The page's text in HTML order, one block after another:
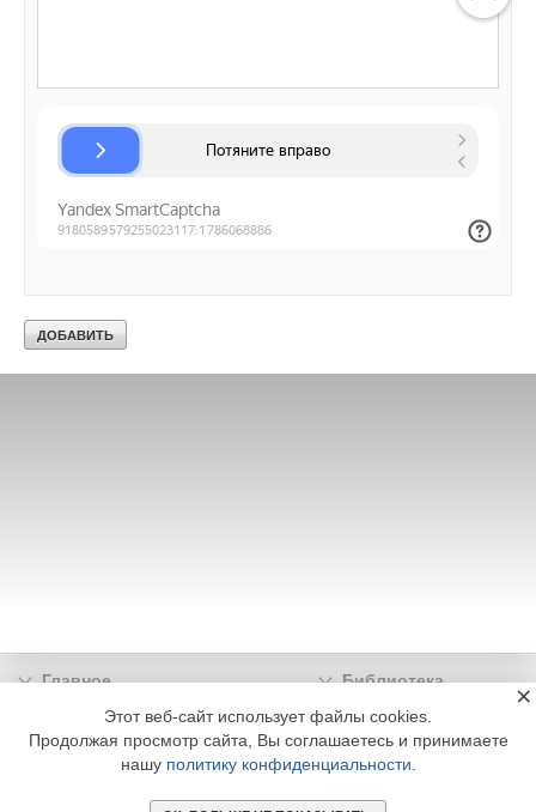
Главное
Библиотека
Подписка
Реклама
Информация
© 2002 - 2026 OOO Издательский дом «МЕДИА ТЕХНОЛОДЖИ» +7 (495) 665-00-
Этот веб-сайт использует файлы cookies.
Продолжая просмотр сайта, Вы соглашаетесь и принимаете
нашу политику конфиденциальности
×